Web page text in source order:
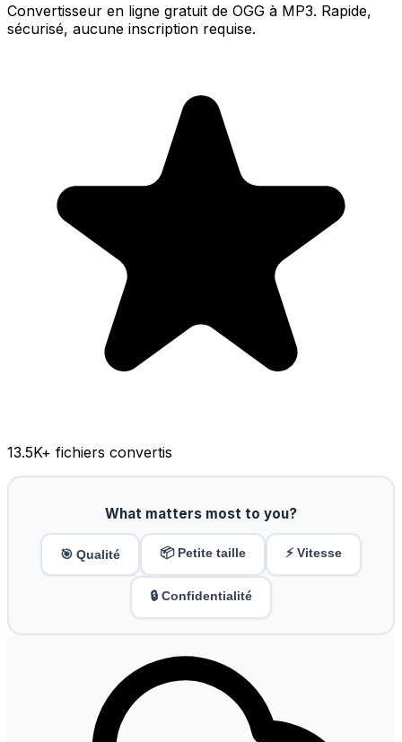
Convertisseur en ligne gratuit de OGG à MP3. Rapide,
sécurisé, aucune inscription requise.
13.5K+ fichiers convertis
What matters most to you?
🎯 Qualité 📦 Petite taille ⚡ Vitesse
🔒 Confidentialité